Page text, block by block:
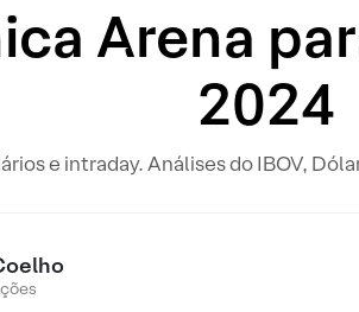
Arena
2024
e intraday. Análises do IBOV,